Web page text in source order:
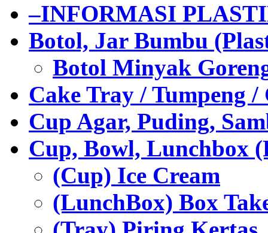
–INFORMASI
Botol, Jar Bumbu
Botol Minyak
Cake Tray / Tumpeng /
Cup Agar, Puding,
Cup, Bowl, Lunchbox
(Cup) Ice Cream
(LunchBox) Box